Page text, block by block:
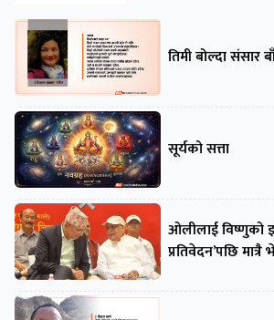
तिमी बोल्दा संसार
सूर्यको सत्ता
ओलीलाई विष्णुको
प्रतिवेदन’पछि मात्रै